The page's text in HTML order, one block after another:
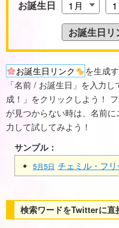
お誕生日
お誕生日リンク
を生成
「名前 / お誕生日」を入力
成！」をクリックしよう！
が見つからない時は、名前
力して試してみよう！
サンプル：
5月5日 チェミル・フ
検索ワードをTwitterに直